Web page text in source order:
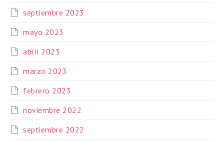
septiembre 2023
mayo 2023
abril 2023
marzo 2023
febrero 2023
noviembre 2022
septiembre 2022